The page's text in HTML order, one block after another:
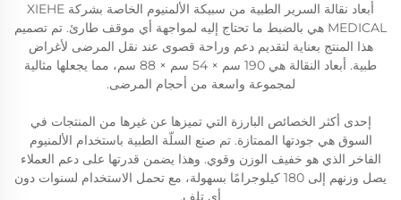
أبعاد نقالة السرير الطبية من سبيكة الألمنيوم الخاصة بشركة XIEHE
MEDICAL هي بالضبط ما تحتاج إليه لمواجهة أي موقف طارئ. تم تصميم
هذا المنتج بعناية لتقديم دعم وراحة قصوى عند نقل المرضى لأغراض
طبية. أبعاد النقالة هي 190 سم × 54 سم × 88 سم، مما يجعلها مثالية
لمجموعة واسعة من أحجام المرضى.
إحدى أكثر الخصائص البارزة التي تميزها عن غيرها من المنتجات في
السوق هي جودتها الممتازة. تم صنع السلّة الطبية باستخدام الألمنيوم
الفاخر الذي هو خفيف الوزن وقوي. وهذا يضمن قدرتها على دعم العملاء
يصل وزنهم إلى 180 كيلوجرامًا بسهولة، مع تحمل الاستخدام لسنوات دون